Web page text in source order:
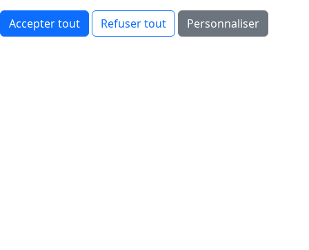
Accepter tout Refuser tout Personnaliser